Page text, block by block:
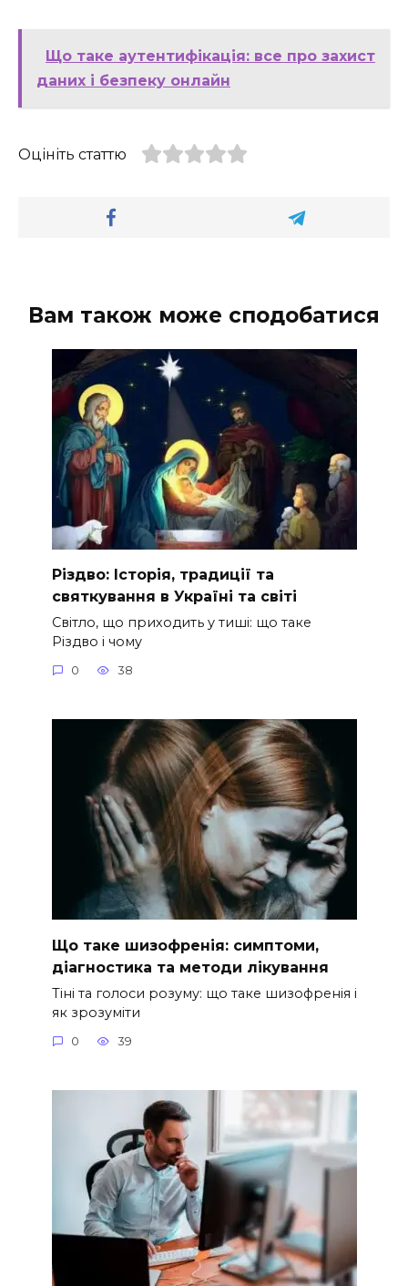
Що таке аутентифікація: все про захист
даних і безпеку онлайн
Оцініть статтю
Вам також може сподобатися
Різдво: Історія, традиції та
святкування в Україні та світі
Світло, що приходить у тиші: що таке
Різдво і чому
0 38
Що таке шизофренія: симптоми,
діагностика та методи лікування
Тіні та голоси розуму: що таке шизофренія і
як зрозуміти
0 39